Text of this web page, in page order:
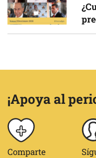
¡Apoya al
Comparte